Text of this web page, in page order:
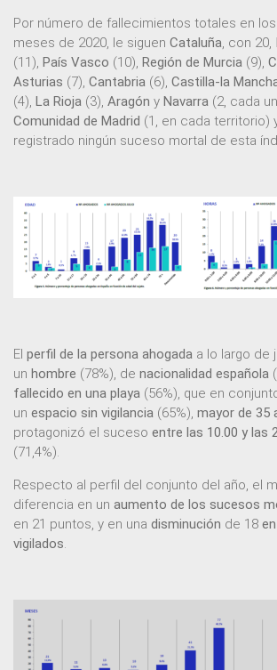
Por número de fallecimientos totales en
meses de 2020, le siguen Cataluña, con 20,
(11), País Vasco (10), Región de Murcia (9),
Asturias (7), Cantabria (6), Castilla-la
(4), La Rioja (3), Aragón y Navarra (2, cada
Comunidad de Madrid (1, en cada territorio)
registrado ningún suceso mortal de esta
El perfil de la persona ahogada a lo largo de
un hombre (78%), de nacionalidad española
fallecido en una playa (56%), que en
un espacio sin vigilancia (65%), mayor de 35
protagonizó el suceso entre las 10.00 y las
(71,4%).
Respecto al perfil del conjunto del año, el
diferencia en un aumento de los sucesos
en 21 puntos, y en una disminución de 18
vigilados.